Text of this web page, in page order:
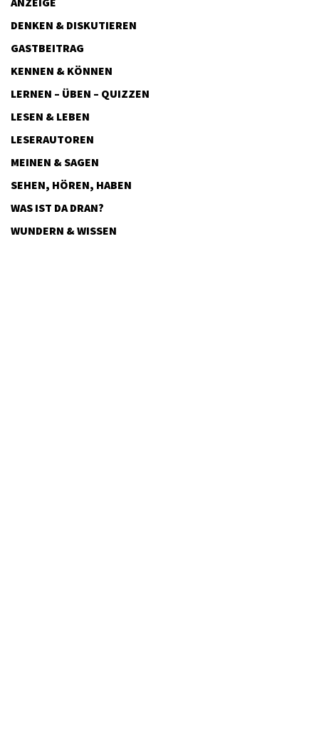
DENKEN & DISKUTIEREN
GASTBEITRAG
KENNEN & KÖNNEN
LERNEN – ÜBEN – QUIZZEN
LESEN & LEBEN
LESERAUTOREN
MEINEN & SAGEN
SEHEN, HÖREN, HABEN
WAS IST DA DRAN?
WUNDERN & WISSEN